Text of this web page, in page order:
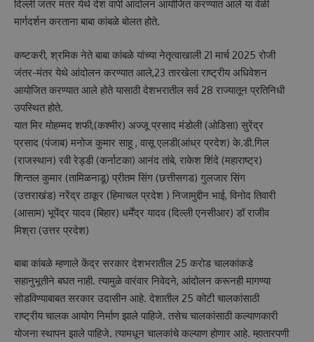
दिल्ली जंतर मंतर येथे देश वापी आंदोलन आयोजित करण्यात आले या वेळी
मार्गदर्शन करताना बाबा कांबळे बोलत होते.
कष्टकरी, श्रमिक नेते बाबा कांबळे यांच्या नेतृत्वाखाली 21 मार्च 2025 रोजी
जंतर-मंतर येथे आंदोलन करण्यात आले,23 तारखेला राष्ट्रीय अधिवेशन
आयोजित करण्यात आले होते यासाठी देशभरातील सर्व 28 राज्यातून प्रतिनिधी
उपस्थित होते.
यात मिर मोहम्मद शफी,(कश्मीर) अज्जू प्रसाद मंडोली (ओडिसा) सुरेंद्र
प्रसाद (पंजाब) मनोज कुमार साहू , वासू एलडी(आंध्र प्रदेश) के.डी.गिल
(राजस्थान) रवी रेड्डी (कर्नाटका) आनंद तांबे, राकेश शिंदे (महाराष्ट्र)
शिन्तल कुमार (तामिळनाडू) प्रीतम सिंग (छत्तीसगड) गुलजार सिंग
(उत्तराखंड) नरेंद्र ठाकूर (हिमाचल प्रदेश ) निजामुद्दीन भाई, विनोद तिवारी
(आसाम) भूपेंद्र यादव (बिहार) धर्मेंद्र यादव (दिल्ली एनसीआर) डॉ राजीव
मिश्रा (उत्तर प्रदेश)
बाबा कांबळे म्हणाले केंद्र सरकार देशभरातील 25 करोड चालकांकडे
सहानुभूतीने बघत नाही. त्यामुळे वारंवार निवेदने, आंदोलन करूनही मागण्या
सोडविण्याबाबत सरकार उदासीन आहे. देशातील 25 कोटी चालकांसाठी
राष्ट्रीय चालक आयोग निर्माण झाले पाहिजे. तसेच चालकांसाठी कल्याणकारी
योजना स्थापन झाले पाहिजे. त्यामधून चालकांचे कल्याण होणार आहे. म्हातारपणी